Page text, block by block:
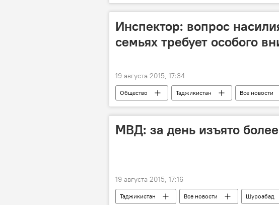
приговор
Происшествия, ЧП, криминал
Инспектор: вопрос
семьях требует особого
19 августа 2015, 17:34
Общество Таджикистан Все новости
семья
МВД: за день изъято
19 августа 2015, 17:16
Таджикистан Все новости Шуроабад